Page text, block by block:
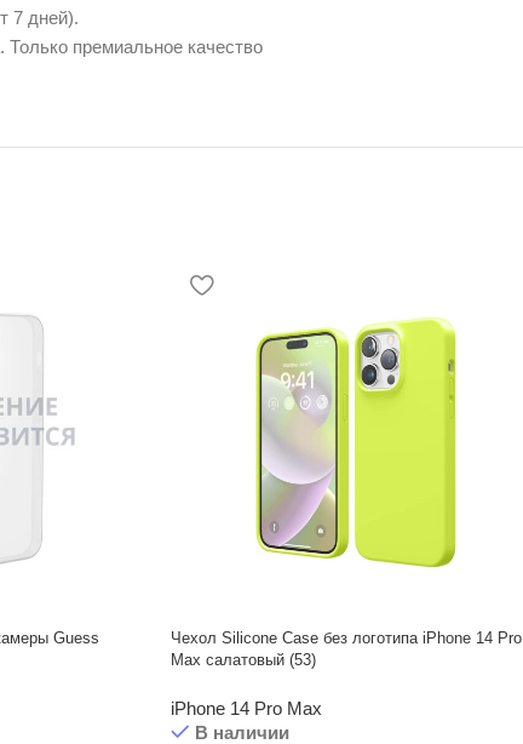
7 дней).
премиальное качество
Guess
Чехол Silicone Case без логотипа iPhone 14 Pro
Max салатовый (53)
iPhone 14 Pro Max
В наличии